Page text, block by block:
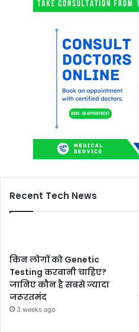
Recent Tech News
किन लोगों को Genetic
Testing करवानी चाहिए?
जानिए कौन है सबसे ज्यादा
जरूरतमंद
3 weeks ago